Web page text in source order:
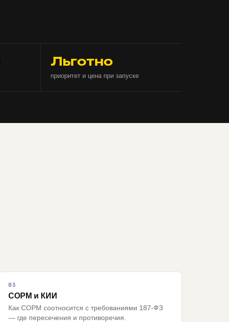
Льготно
приоритет и цена при запуске
СОРМ и КИИ
Как СОРМ соотносится с требованиями 187-ФЗ
— где пересечения и противоречия.